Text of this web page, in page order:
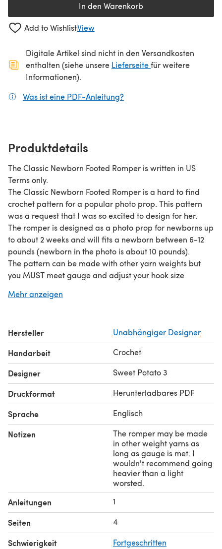
In den Warenkorb
Add to WishlistView
Digitale Artikel sind nicht in den Versandkosten
enthalten (siehe unsere Lieferseite(öffnet sich in
für weitere
Informationen).
Was ist eine PDF-Anleitung?
Produktdetails
The Classic Newborn Footed Romper is written in US
Terms only.
The Classic Newborn Footed Romper is a hard to find
crochet pattern for a popular photo prop. This pattern
was a request that I was so excited to design for her.
The romper is designed as a photo prop for newborns up
to about 2 weeks and will fits a newborn between 6-12
pounds (newborn in the photo is about 10 pounds).
The pattern can be made with other yarn weights but
you MUST meet gauge and adjust your hook size
Lace and used less than 1 skein of yarn.
to help you see that you are on the right track and help
with the pattern itself. I also created a video tutorial to
assist you as well (link is in the pattern).
Please do not use images without consent. Thank you.
Mehr anzeigen
Hersteller Unabhängiger Designer
Handarbeit Crochet
Designer Sweet Potato 3
Druckformat Herunterladbares PDF
Sprache Englisch
Notizen
The romper may be made
in other weight yarns as
long as gauge is met. I
wouldn't recommend going
heavier than a light
worsted.
Anleitungen 1
Seiten 4
Schwierigkeit Fortgeschritten